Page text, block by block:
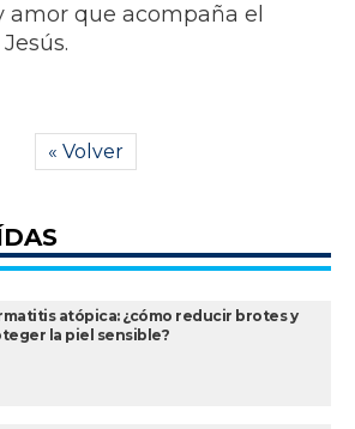
amor que acompaña el
« Volver
atópica: ¿cómo reducir brotes y
la piel sensible?